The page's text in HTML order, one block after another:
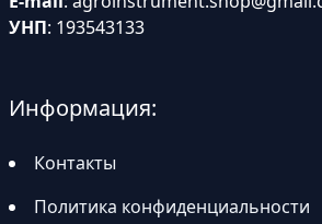
УНП: 193543133
Информация:
Контакты
Политика конфиденциальности